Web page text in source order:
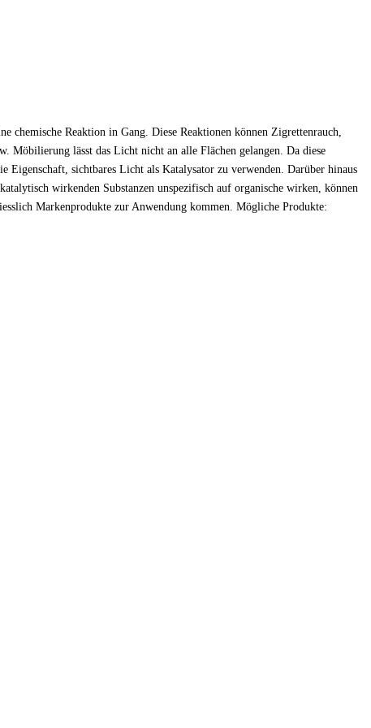
Reaktion in Gang. Diese Reaktionen können Zigrettenrauch,
Möbilierung lässt das Licht nicht an alle Flächen gelangen. Da diese
Eigenschaft, sichtbares Licht als Katalysator zu verwenden. Darüber hinaus
wirkenden Substanzen unspezifisch auf organische wirken, können
Markenprodukte zur Anwendung kommen. Mögliche Produkte: